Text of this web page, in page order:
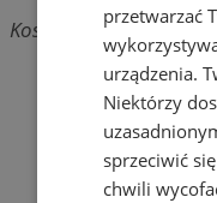
Kościuszki 31, 44-120
Dodaj firmę
Pozostałe
reklama
przetwarzać
urządzenia.
Niektórzy
sprzeciwić
chwili